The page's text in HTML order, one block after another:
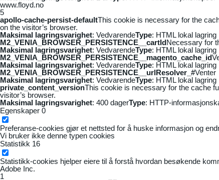
www.floyd.no
5
apollo-cache-persist-defaultThis cookie is necessary for the
on the visitor’s browser.
Maksimal lagringsvarighet: VedvarendeType: HTML lokal lagring
M2_VENIA_BROWSER_PERSISTENCE__cartIdNecessary for
Maksimal lagringsvarighet: VedvarendeType: HTML lokal lagring
M2_VENIA_BROWSER_PERSISTENCE__magento_cache_id
Maksimal lagringsvarighet: VedvarendeType: HTML lokal lagring
M2_VENIA_BROWSER_PERSISTENCE__urlResolver_#Venter
Maksimal lagringsvarighet: VedvarendeType: HTML lokal lagring
private_content_versionThis cookie is necessary for the cache
visitor’s browser.
Maksimal lagringsvarighet: 400 dagerType: HTTP-
Egenskaper 0
Preferanse-cookies gjør et nettsted for å huske informasjon og
Vi bruker ikke denne typen cookies
Statistikk 16
Statistikk-cookies hjelper eiere til å forstå hvordan besøkende
Adobe Inc.
1